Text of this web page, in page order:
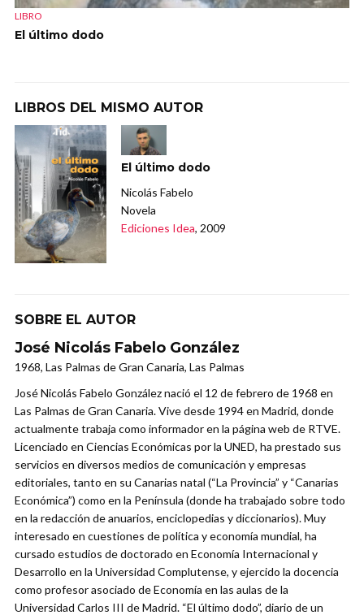
LIBRO
El último dodo
LIBROS DEL MISMO AUTOR
El último dodo
Nicolás Fabelo
Novela
Ediciones Idea, 2009
SOBRE EL AUTOR
José Nicolás Fabelo González
1968, Las Palmas de Gran Canaria, Las Palmas
José Nicolás Fabelo González nació el 12 de febrero de 1968 en
Las Palmas de Gran Canaria. Vive desde 1994 en Madrid, donde
actualmente trabaja como informador en la página web de RTVE.
Licenciado en Ciencias Económicas por la UNED, ha prestado sus
servicios en diversos medios de comunicación y empresas
editoriales, tanto en su Canarias natal (“La Provincia” y “Canarias
Económica”) como en la Península (donde ha trabajado sobre todo
en la redacción de anuarios, enciclopedias y diccionarios). Muy
interesado en cuestiones de política y economía mundial, ha
cursado estudios de doctorado en Economía Internacional y
Desarrollo en la Universidad Complutense, y ejercido la docencia
como profesor asociado de Economía en las aulas de la
Universidad Carlos III de Madrid. “El último dodo”, diario de un